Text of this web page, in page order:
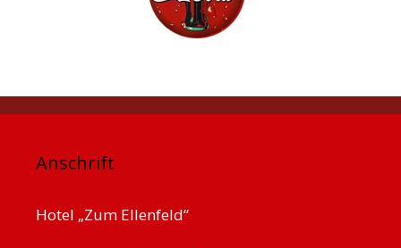
Anschrift
Hotel „Zum Ellenfeld“